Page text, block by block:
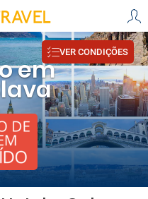
em
VER CONDIÇÕES